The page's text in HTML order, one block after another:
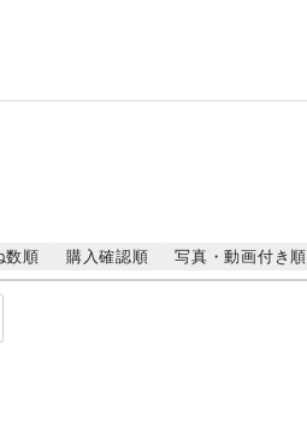
数順 購入確認順 写真・動画付き順